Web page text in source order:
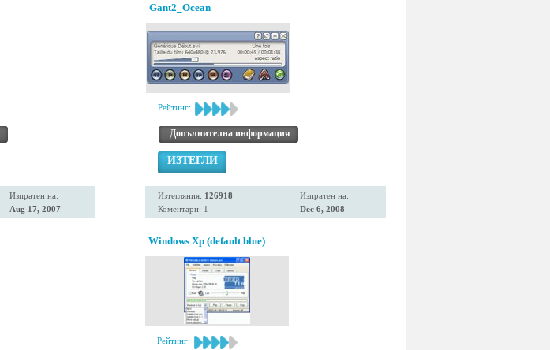
Изпратен на:
Aug 17, 2007
Gant2_Ocean
Рейтинг:
Допълнителна информация
ИЗТЕГЛИ
Изтегляния: 126918
Коментари: 1
Изпратен на:
Dec 6, 2008
Windows Xp (default blue)
Рейтинг: